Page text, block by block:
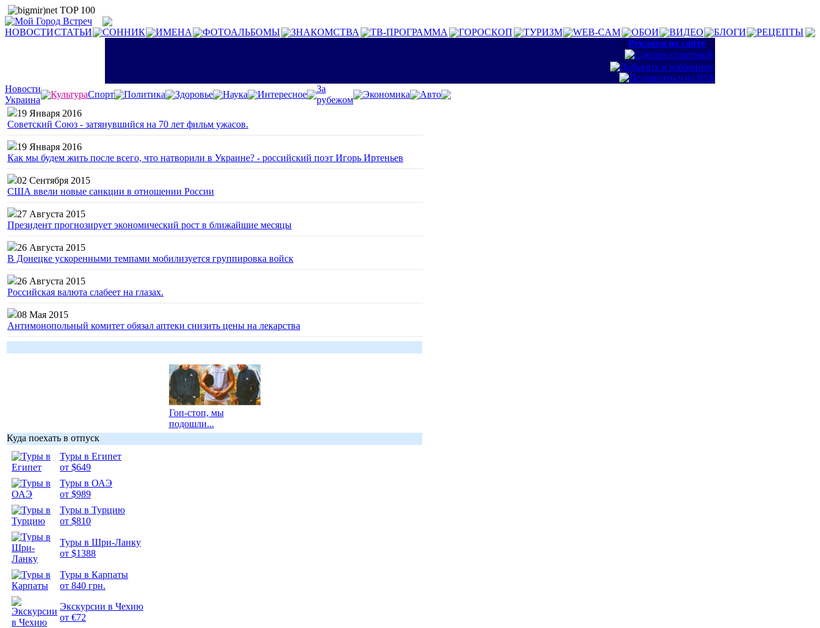
НОВОСТИСТАТЬИ СОННИК ИМЕНА ФОТОАЛЬБОМЫ ЗНАКОМСТВА ТВ-ПРОГРАММА ГОРОСКОП ТУРИЗМ WEB-CAM ОБОИ ВИДЕО БЛОГИ
РЕЦЕПТЫ
:: Реклама на сайте ::
Новости
Украина
КультураСпорт Политика Здоровье Наука Интересное
За
рубежом
Экономика
Авто
19 Января 2016
Советский Союз - затянувшийся на 70 лет фильм ужасов.
19 Января 2016
Как мы будем жить после всего, что натворили в Украине? - российский поэт Игорь Иртеньев
02 Сентября 2015
США ввели новые санкции в отношении России
27 Августа 2015
Президент прогнозирует экономический рост в ближайшие месяцы
26 Августа 2015
В Донецке ускоренными темпами мобилизуется группировка войск
26 Августа 2015
Российская валюта слабеет на глазах.
08 Мая 2015
Антимонопольный комитет обязал аптеки снизить цены на лекарства
Гоп-стоп, мы
подошли...
Куда поехать в отпуск
Туры в Египет
от $649
Туры в ОАЭ
от $989
Туры в Турцию
от $810
Туры в Шри-Ланку
от $1388
Туры в Карпаты
от 840 грн.
Экскурсии в Чехию
от €72